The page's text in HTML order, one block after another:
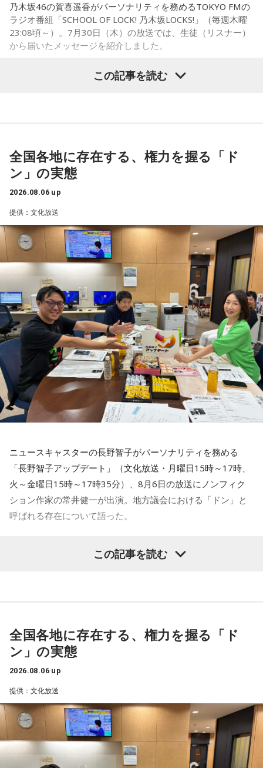
に動かすきっかけになったり、高い視点から景色を見ること
で自信や自己肯定感につながったりする姿を目にしていたと
いう。
今回の訪問を通じて、馬が競技や競走だけではなく、さまざ
乃木坂46の賀喜遥香がパーソナリティを務めるTOKYO FMの
ラジオ番組「SCHOOL OF LOCK! 乃木坂LOCKS!」（毎週木曜
23:08頃～）。7月30日（木）の放送では、生徒（リスナー）
から届いたメッセージを紹介しました。
ごくうれしかったし、かわいい遥香先生も、かっこいい遥香
先生もたくさん観ることができて、大満足のライブでした！
アンコールのときに披露していた『551蓬莱』のCMのモノマ
ネも関西ならではで、私も昔から観ていたので、とても楽し
きましたが、体調に気を付けて最後まで駆け抜けてくださ
い！ ずっとずっと大好きです！」（兵庫県 20歳）
◆「真夏の全国ツアー2026」大阪公演裏話
賀喜：大阪公演2日目の私は、横結びみたいなサイドテールに
してみたんです。それがリスナーちゃんも意図せずというか
お揃いだったんだね！ うれしい～！
私も生まれたところが大阪なので、大阪でのライブは特別な
んですよ。家族や親戚も観に来てくれていて、それもうれし
かったから頑張れたし、「551」も食べたし（笑）。あと、
たこ焼きも「りくろーおじさんの店」のチーズケーキも食べ
た！
それに、いつも大阪でライブをするとき、私の親戚の皆さん
がぶどうの差し入れをしてくれるの。それも食べた！ メンバ
大阪公演の前の日もお仕事だったんですけど、そのお仕事が
終わったらすぐ大阪に帰って、ちょっとだけ（愛猫の）まろ
んにも会えたんですよ。それで、その次の日にライブをし
て、家族が観に来てくれて、帰ったという大阪ライフでした
ね。
「551の豚まんがあるとき？ ないとき？」っていうCMがある
リスナーちゃんはそのことを言ってくれていて、それも楽し
かった！ 私も大阪に行く前から「みんなでやれたら楽しいだ
ろうな」と思っていたから、そういうこともできて楽しかっ
たですね！ 来てくれてありがとう！
----------------------------------------------------
この日の放送をradikoタイムフリーで聴く
※放送エリア外の方は、プレミアム会員の登録でご利用いた
----------------------------------------------------
この記事を読む
全国各地に存在する、権力を握る「ド
ン」の実態
2026.08.06 up
提供：文化放送
ニュースキャスターの長野智子がパーソナリティを務める
「長野智子アップデート」（文化放送・月曜日15時～17時、
火～金曜日15時～17時35分）、8月6日の放送にノンフィク
ション作家の常井健一が出演。地方議会における「ドン」と
呼ばれる存在について語った。
鈴木敏夫（文化放送解説委員）
「福岡県議会で浮上した、議
長ポストをめぐる現金授受疑惑です。その渦中にいる藏内勇
常井健一「『ドン』はスペイン語に由来する外来語です。ボ
スよりもさらにスケールの大きな権力者を示す言葉として定
着しました。いま、ドンとして注目されるのが福岡県議会の
藏内議長。福岡県内には一昔前から『福岡三国志』という言
葉がありまして。現在は麻生太郎さん、武田良太さん、そし
て藏内さんが熾烈な権力闘争を繰り広げています」
長野「藏内さんだけ県議、ということですね」
この記事を読む
全国各地に存在する、権力を握る「ド
ン」の実態
2026.08.06 up
提供：文化放送